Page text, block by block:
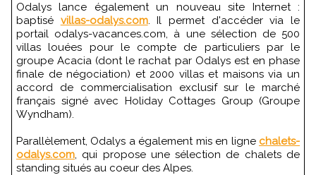
Odalys lance également un nouveau site Internet :
baptisé villas-odalys.com. Il permet d'accéder via le
portail odalys-vacances.com, à une sélection de 500
villas louées pour le compte de particuliers par le
groupe Acacia (dont le rachat par Odalys est en phase
finale de négociation) et 2000 villas et maisons via un
accord de commercialisation exclusif sur le marché
français signé avec Holiday Cottages Group (Groupe
Wyndham).
Parallèlement, Odalys a également mis en ligne chalets-
odalys.com, qui propose une sélection de chalets de
standing situés au coeur des Alpes.